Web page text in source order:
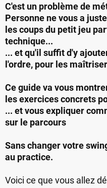
C'est un problème de
Personne ne vous a
les coups du petit jeu
technique...
... et qu'il suffit d'y
l'ordre, pour les
Ce guide va vous
les exercices concrets
... et vous expliquer
sur le parcours
Sans changer votre
au practice.
Voici ce que vous allez